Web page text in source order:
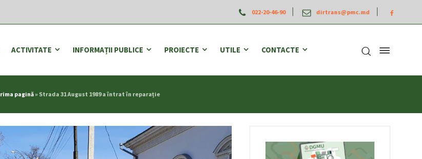
022-20-46-90 dirtrans@pmc.md
ACTIVITATE INFORMAȚII PUBLICE PROIECTE UTILE CONTACTE
pagină » Strada 31 August 1989 a întrat în reparație